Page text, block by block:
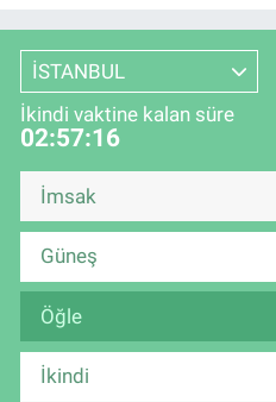
İSTANBUL
İkindi vaktine kalan süre
02:57:16
İmsak
Güneş
Öğle
İkindi